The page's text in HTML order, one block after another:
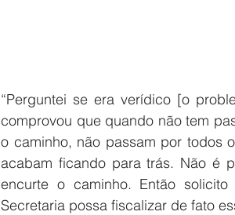
“Perguntei se era verídico [o
comprovou que quando não tem
o caminho, não passam por todos
acabam ficando para trás. Não é
encurte o caminho. Então
Secretaria possa fiscalizar de fato